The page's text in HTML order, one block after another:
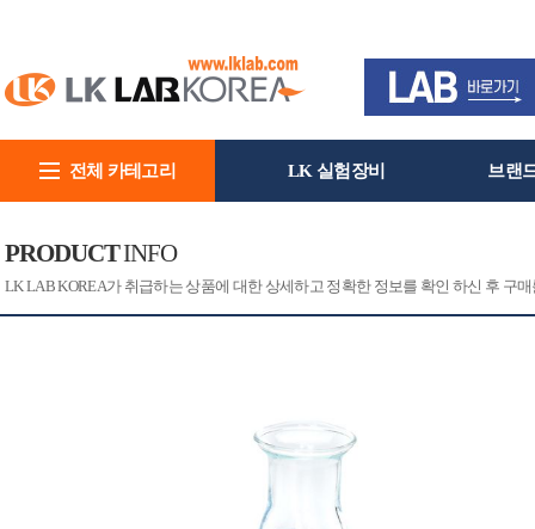
전체 카테고리 LK 실험장비 브랜
PRODUCTINFO
LK LAB KOREA가 취급하는 상품에 대한 상세하고 정확한 정보를 확인 하신 후 구